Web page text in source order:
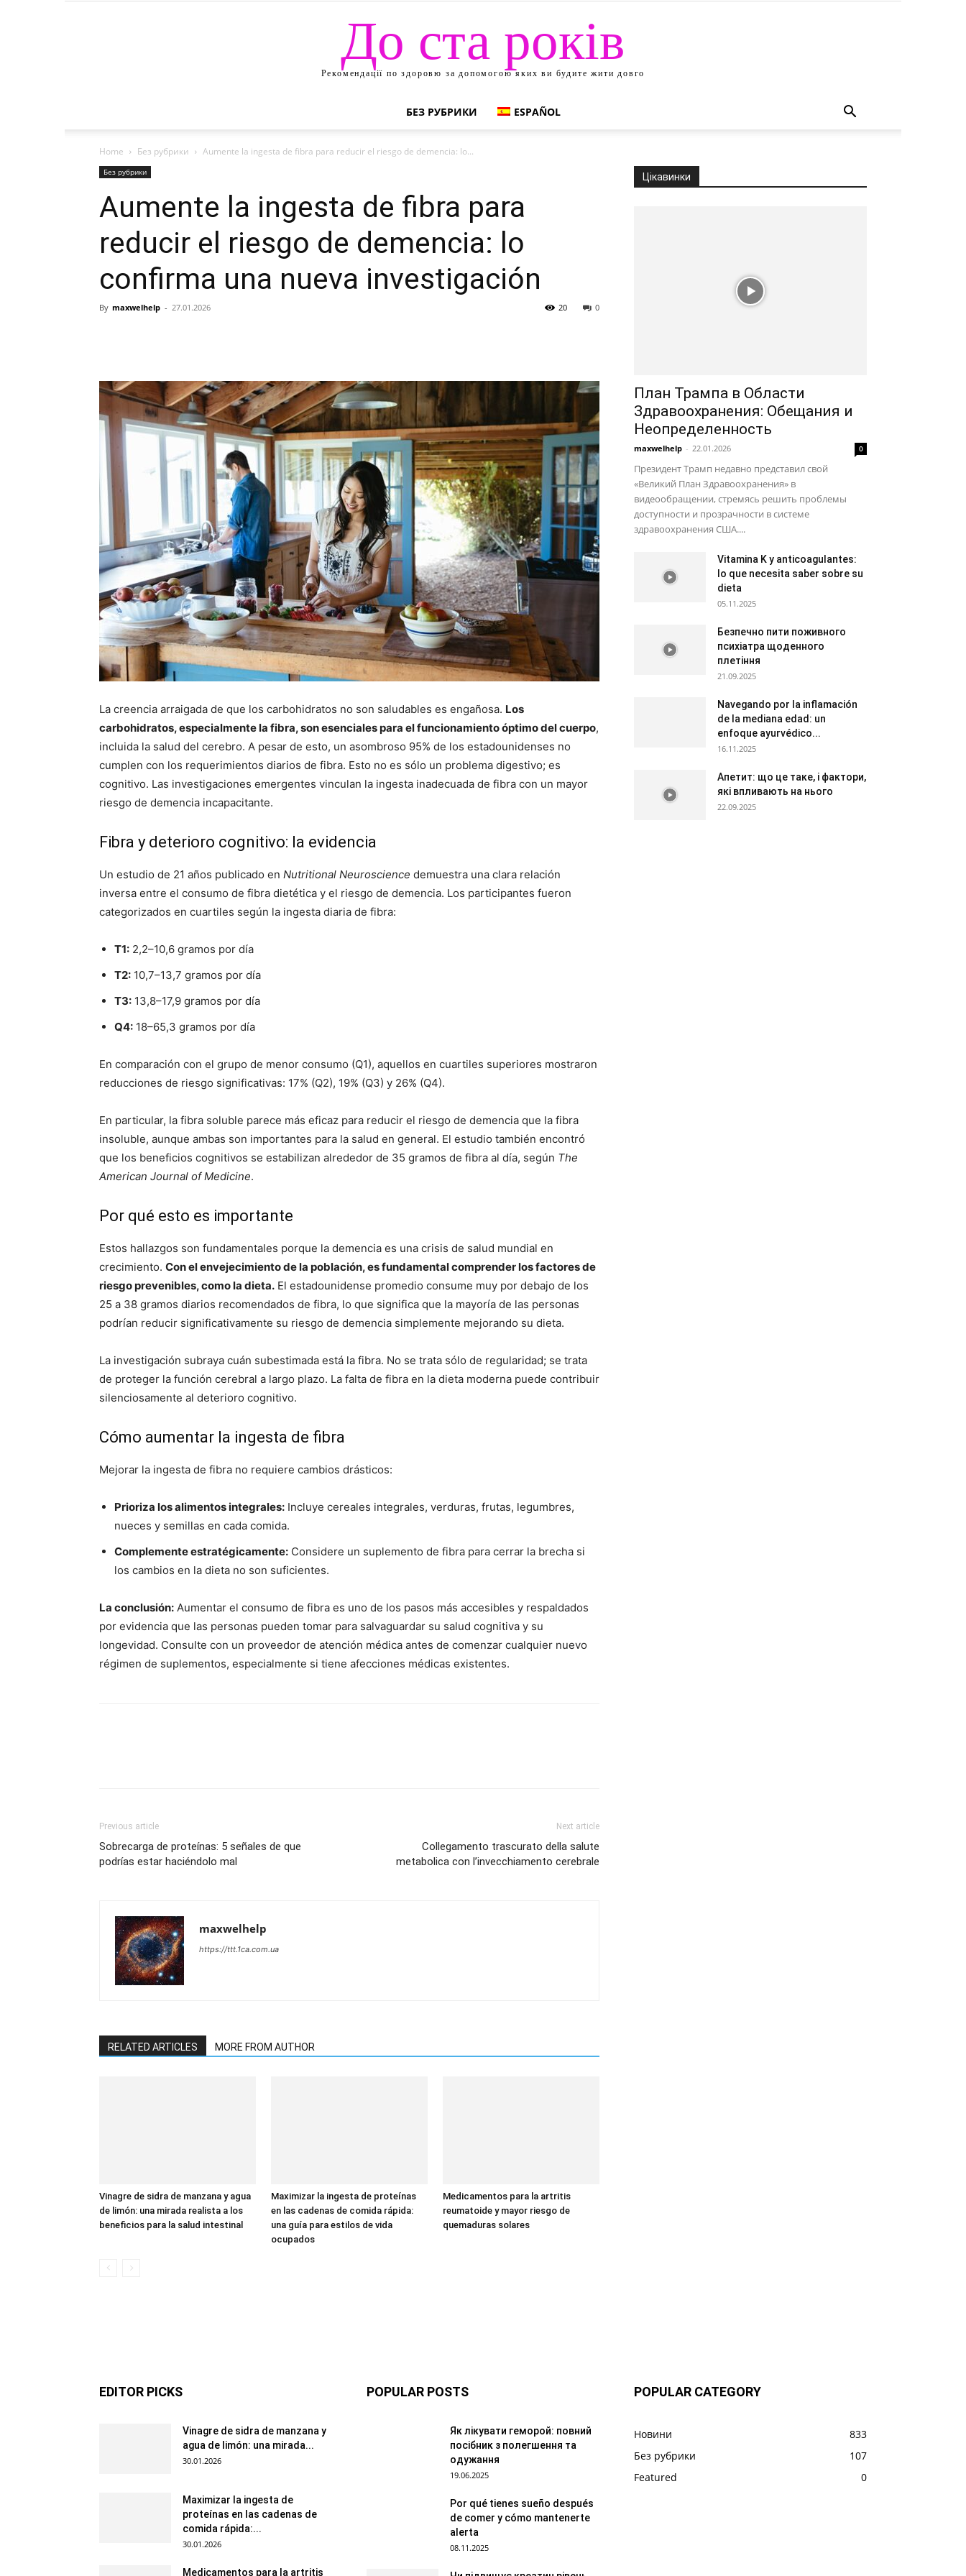
До ста років
Рекомендації по здоровю за допомогою яких ви будите жити довго
БЕЗ РУБРИКИ ESPAÑOL
Home Без рубрики Aumente la ingesta de fibra para reducir el riesgo de demencia: lo...
Без рубрики
Aumente la ingesta de fibra para
reducir el riesgo de demencia: lo
confirma una nueva investigación
By maxwelhelp - 27.01.2026 0
20
La creencia arraigada de que los carbohidratos no son saludables es engañosa. Los
carbohidratos, especialmente la fibra, son esenciales para el funcionamiento óptimo del cuerpo,
incluida la salud del cerebro. A pesar de esto, un asombroso 95% de los estadounidenses no
cumplen con los requerimientos diarios de fibra. Esto no es sólo un problema digestivo; es
cognitivo. Las investigaciones emergentes vinculan la ingesta inadecuada de fibra con un mayor
riesgo de demencia incapacitante.
Fibra y deterioro cognitivo: la evidencia
Un estudio de 21 años publicado en Nutritional Neuroscience demuestra una clara relación
inversa entre el consumo de fibra dietética y el riesgo de demencia. Los participantes fueron
categorizados en cuartiles según la ingesta diaria de fibra:
T1: 2,2–10,6 gramos por día
T2: 10,7–13,7 gramos por día
T3: 13,8–17,9 gramos por día
Q4: 18–65,3 gramos por día
En comparación con el grupo de menor consumo (Q1), aquellos en cuartiles superiores mostraron
reducciones de riesgo significativas: 17% (Q2), 19% (Q3) y 26% (Q4).
En particular, la fibra soluble parece más eficaz para reducir el riesgo de demencia que la fibra
insoluble, aunque ambas son importantes para la salud en general. El estudio también encontró
que los beneficios cognitivos se estabilizan alrededor de 35 gramos de fibra al día, según The
American Journal of Medicine.
Por qué esto es importante
Estos hallazgos son fundamentales porque la demencia es una crisis de salud mundial en
crecimiento. Con el envejecimiento de la población, es fundamental comprender los factores de
riesgo prevenibles, como la dieta. El estadounidense promedio consume muy por debajo de los
25 a 38 gramos diarios recomendados de fibra, lo que significa que la mayoría de las personas
podrían reducir significativamente su riesgo de demencia simplemente mejorando su dieta.
La investigación subraya cuán subestimada está la fibra. No se trata sólo de regularidad; se trata
de proteger la función cerebral a largo plazo. La falta de fibra en la dieta moderna puede contribuir
silenciosamente al deterioro cognitivo.
Cómo aumentar la ingesta de fibra
Mejorar la ingesta de fibra no requiere cambios drásticos:
Prioriza los alimentos integrales: Incluye cereales integrales, verduras, frutas, legumbres,
nueces y semillas en cada comida.
Complemente estratégicamente: Considere un suplemento de fibra para cerrar la brecha si
los cambios en la dieta no son suficientes.
La conclusión: Aumentar el consumo de fibra es uno de los pasos más accesibles y respaldados
por evidencia que las personas pueden tomar para salvaguardar su salud cognitiva y su
longevidad. Consulte con un proveedor de atención médica antes de comenzar cualquier nuevo
régimen de suplementos, especialmente si tiene afecciones médicas existentes.
Previous article
Sobrecarga de proteínas: 5 señales de que
podrías estar haciéndolo mal
Next article
Collegamento trascurato della salute
metabolica con l’invecchiamento cerebrale
maxwelhelp
https://ttt.1ca.com.ua
RELATED ARTICLES MORE FROM AUTHOR
Vinagre de sidra de manzana y agua
de limón: una mirada realista a los
beneficios para la salud intestinal
Maximizar la ingesta de proteínas
en las cadenas de comida rápida:
una guía para estilos de vida
ocupados
Medicamentos para la artritis
reumatoide y mayor riesgo de
quemaduras solares
Цікавинки
План Трампа в Области
Здравоохранения: Обещания и
Неопределенность
maxwelhelp - 22.01.2026 0
Президент Трамп недавно представил свой
«Великий План Здравоохранения» в
видеообращении, стремясь решить проблемы
доступности и прозрачности в системе
здравоохранения США....
Vitamina K y anticoagulantes:
lo que necesita saber sobre su
dieta
05.11.2025
Безпечно пити поживного
психіатра щоденного
плетіння
21.09.2025
Navegando por la inflamación
de la mediana edad: un
enfoque ayurvédico...
16.11.2025
Апетит: що це таке, і фактори,
які впливають на нього
22.09.2025
EDITOR PICKS
Vinagre de sidra de manzana y
agua de limón: una mirada...
30.01.2026
Maximizar la ingesta de
proteínas en las cadenas de
comida rápida:...
30.01.2026
Medicamentos para la artritis
POPULAR POSTS
Як лікувати геморой: повний
посібник з полегшення та
одужання
19.06.2025
Por qué tienes sueño después
de comer y cómo mantenerte
alerta
08.11.2025
POPULAR CATEGORY
Новини
833
Без рубрики
107
Featured
0